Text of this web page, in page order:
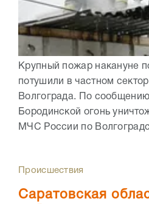
Крупный пожар накануне
потушили в частном
Волгограда. По
Бородинской огонь
МЧС России по
Происшествия
Саратовская